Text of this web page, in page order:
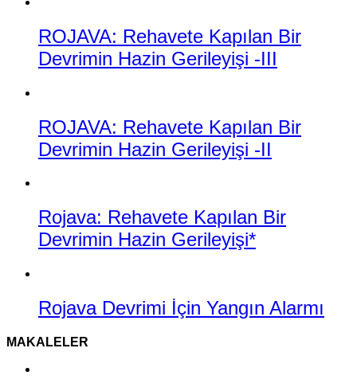
ROJAVA: Rehavete Kapılan Bir
Devrimin Hazin Gerileyişi -III
ROJAVA: Rehavete Kapılan Bir
Devrimin Hazin Gerileyişi -II
Rojava: Rehavete Kapılan Bir
Devrimin Hazin Gerileyişi*
Rojava Devrimi İçin Yangın Alarmı
MAKALELER